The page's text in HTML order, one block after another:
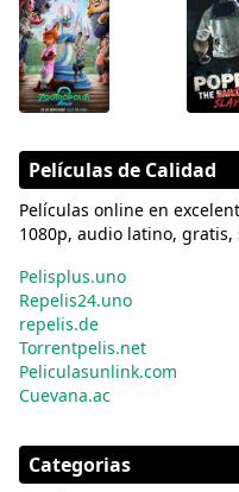
Películas de Calidad
Películas online en
1080p, audio latino,
Pelisplus.uno
Repelis24.uno
repelis.de
Torrentpelis.net
Peliculasunlink.com
Cuevana.ac
Categorias